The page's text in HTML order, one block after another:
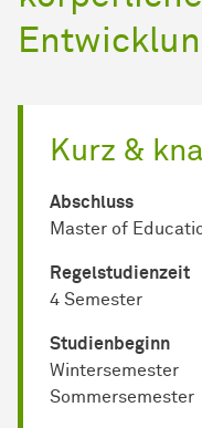
Kurz &
Abschluss
Master of
Regel­studienzeit
4 Semester
Studienbeginn
Wintersemester
Sommersemester